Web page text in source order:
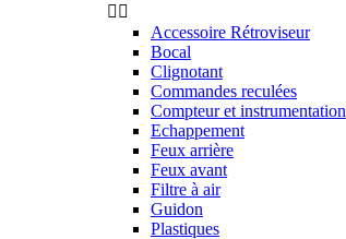
 
Accessoire Rétroviseur
Bocal
Clignotant
Commandes reculées
Compteur et instrumentation
Echappement
Feux arrière
Feux avant
Filtre à air
Guidon
Plastiques